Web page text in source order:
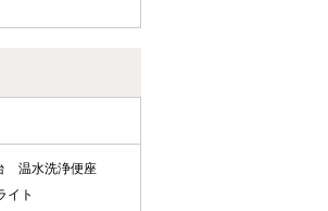
温水洗浄便座
イト